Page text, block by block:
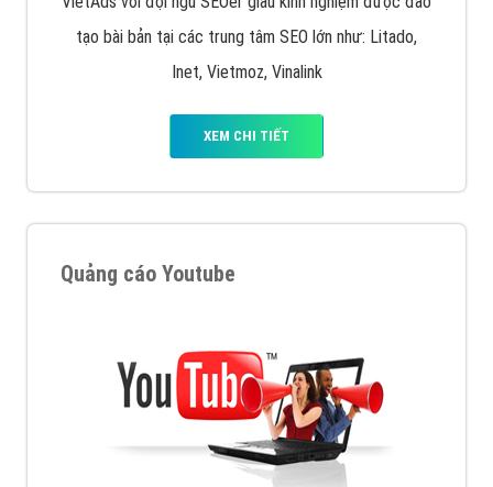
tạo bài bản tại các trung tâm SEO lớn như: Litado,
Inet, Vietmoz, Vinalink
XEM CHI TIẾT
Quảng cáo Youtube